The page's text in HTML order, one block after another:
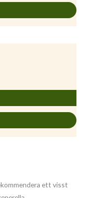
ett visst